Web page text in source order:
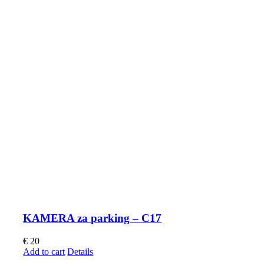
KAMERA za parking – C17
€ 20
Add to cart Details